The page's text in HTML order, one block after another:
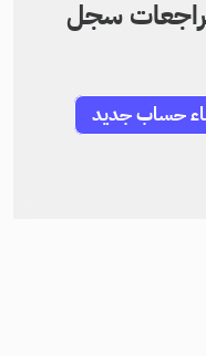
سجل
حساب جديد